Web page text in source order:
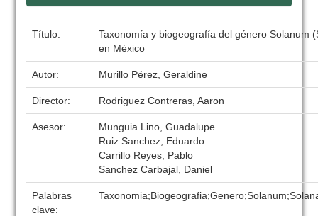
Título:
Taxonomía y biogeografía del género Solanum
en México
Autor: Murillo Pérez, Geraldine
Director: Rodriguez Contreras, Aaron
Asesor:
Munguia Lino, Guadalupe
Ruiz Sanchez, Eduardo
Carrillo Reyes, Pablo
Sanchez Carbajal, Daniel
Palabras
clave: